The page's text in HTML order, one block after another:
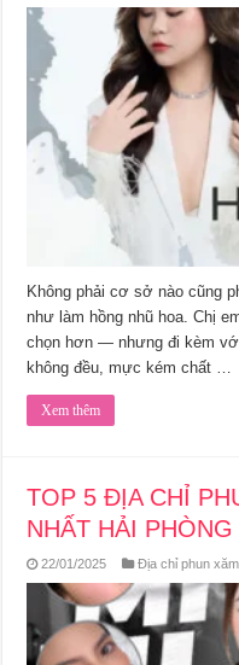
Không phải cơ sở nào cũng
như làm hồng nhũ hoa. Chị
chọn hơn — nhưng đi kèm
không đều, mực kém chất …
Xem thêm
TOP 5 ĐỊA CHỈ
NHẤT HẢI PHÒNG
22/01/2025 Địa chỉ phun xăm